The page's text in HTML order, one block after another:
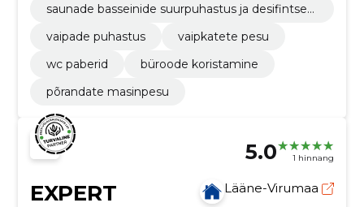
saunade basseinide suurpuhastus ja desifintsee
vaipade puhastus
vaipkatete pesu
wc paberid
büroode koristamine
põrandate masinpesu
5.0 1 hinnang
EXPERT
Lääne-Virumaa